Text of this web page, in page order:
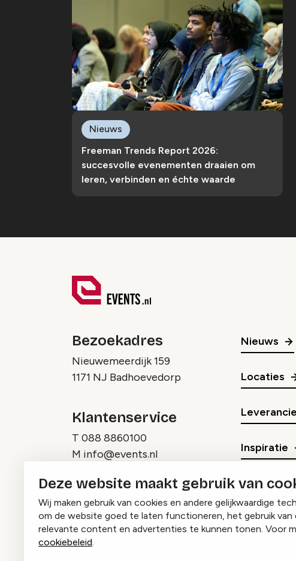
Deze website maakt gebruik van
Wij maken gebruik van cookies en andere gelijkwaardige
om de website goed te laten functioneren, het gebruik van
relevante content en advertenties te kunnen tonen. Voor
cookiebeleid.
Freeman Trends Report 2026:
succesvolle evenementen draaien om
leren, verbinden en échte waarde
Nieuws
Bezoekadres
Nieuwemeerdijk 159
1171 NJ Badhoevedorp
Klantenservice
T 088 8860100
M info@events.nl
Nieuws
Locaties
Inspiratie